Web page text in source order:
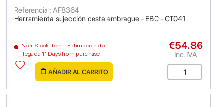
Herramienta sujección cesta embrague - EBC - CT041
Referencia : AF8364
Non-Stock Item - Estimación de
llegada 11 Days from purchase
€54.86
Inc. IVA
AÑADIR AL CARRITO